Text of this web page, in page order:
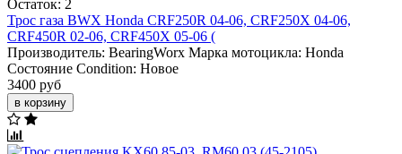
Остаток: 2
Трос газа BWX Honda CRF250R 04-06, CRF250X 04-06,
CRF450R 02-06, CRF450X 05-06 (
Производитель: BearingWorx Марка мотоцикла: Honda
Состояние Condition: Новое
3400 руб
в корзину